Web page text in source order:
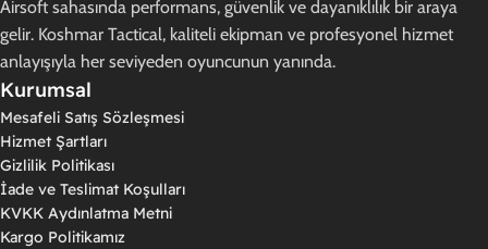
Airsoft sahasında performans, güvenlik ve dayanıklılık bir araya
gelir. Koshmar Tactical, kaliteli ekipman ve profesyonel hizmet
anlayışıyla her seviyeden oyuncunun yanında.
Kurumsal
Mesafeli Satış Sözleşmesi
Hizmet Şartları
Gizlilik Politikası
İade ve Teslimat Koşulları
KVKK Aydınlatma Metni
Kargo Politikamız